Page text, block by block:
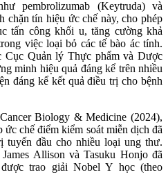
pembrolizumab (Keytruda) và
chặn tín hiệu ức chế này, cho phép
tấn công khối u, tăng cường khả
việc loại bỏ các tế bào ác tính.
Cục Quản lý Thực phẩm và Dược
minh hiệu quả đáng kể trên nhiều
đáng kể kết quả điều trị cho bệnh
Biology & Medicine (2024),
chế điểm kiểm soát miễn dịch đã
tuyến đầu cho nhiều loại ung thư.
Allison và Tasuku Honjo đã
trao giải Nobel Y học (theo